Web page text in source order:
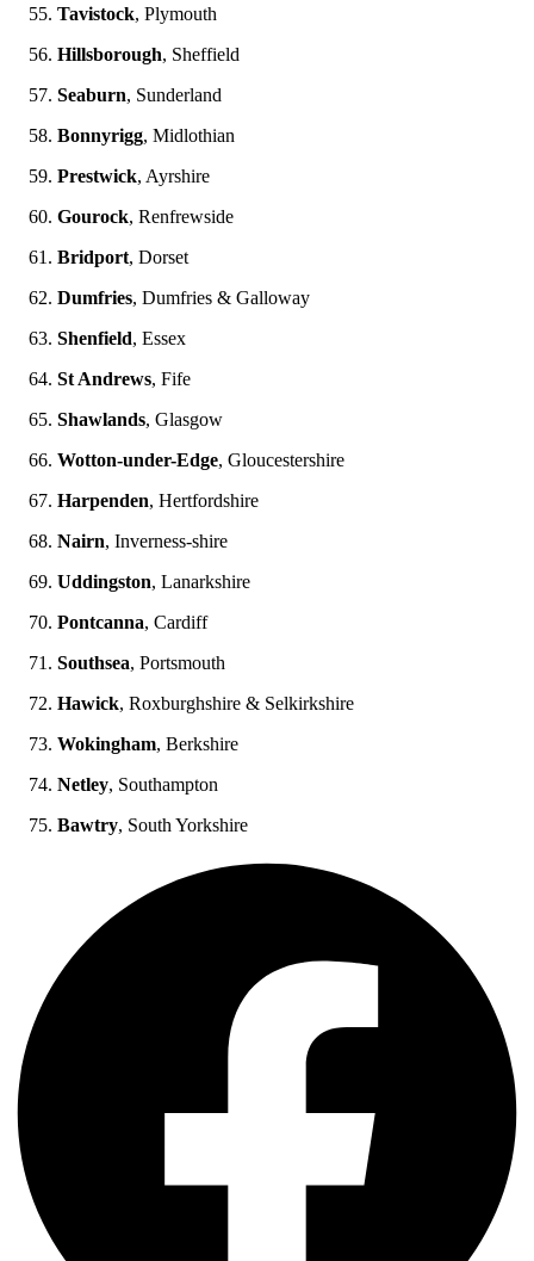
Tavistock, Plymouth
Hillsborough, Sheffield
Seaburn, Sunderland
Bonnyrigg, Midlothian
Prestwick, Ayrshire
Gourock, Renfrewside
Bridport, Dorset
Dumfries, Dumfries & Galloway
Shenfield, Essex
St Andrews, Fife
Shawlands, Glasgow
Wotton-under-Edge, Gloucestershire
Harpenden, Hertfordshire
Nairn, Inverness-shire
Uddingston, Lanarkshire
Pontcanna, Cardiff
Southsea, Portsmouth
Hawick, Roxburghshire & Selkirkshire
Wokingham, Berkshire
Netley, Southampton
Bawtry, South Yorkshire